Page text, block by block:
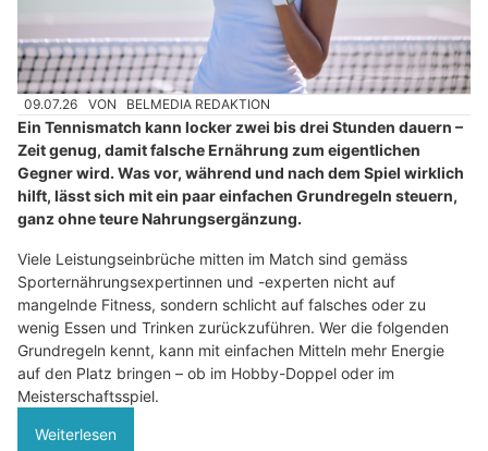
09.07.26 VON BELMEDIA REDAKTION
Ein Tennismatch kann locker zwei bis drei Stunden dauern –
Zeit genug, damit falsche Ernährung zum eigentlichen
Gegner wird. Was vor, während und nach dem Spiel wirklich
hilft, lässt sich mit ein paar einfachen Grundregeln steuern,
ganz ohne teure Nahrungsergänzung.
Viele Leistungseinbrüche mitten im Match sind gemäss
Sporternährungsexpertinnen und -experten nicht auf
mangelnde Fitness, sondern schlicht auf falsches oder zu
wenig Essen und Trinken zurückzuführen. Wer die folgenden
Grundregeln kennt, kann mit einfachen Mitteln mehr Energie
auf den Platz bringen – ob im Hobby-Doppel oder im
Meisterschaftsspiel.
Weiterlesen